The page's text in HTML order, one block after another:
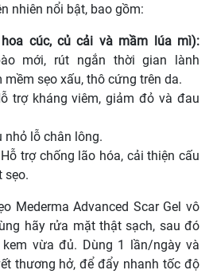
nhiên nổi bật, bao gồm:
cúc, củ cải và mầm lúa mì):
mới, rút ngắn thời gian lành
sẹo xấu, thô cứng trên da.
trợ kháng viêm, giảm đỏ và đau
nhỏ lỗ chân lông.
trợ chống lão hóa, cải thiện cấu
sẹo.
Mederma Advanced Scar Gel vô
hãy rửa mặt thật sạch, sau đó
vừa đủ. Dùng 1 lần/ngày và
thương hở, để đẩy nhanh tốc độ